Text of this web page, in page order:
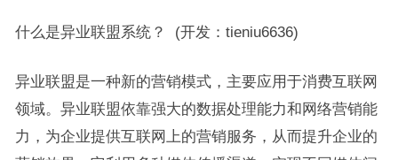
什么是异业联盟系统？ (开发：tieniu6636)
异业联盟是一种新的营销模式，主要应用于消费互联网
领域。异业联盟依靠强大的数据处理能力和网络营销能
力，为企业提供互联网上的营销服务，从而提升企业的